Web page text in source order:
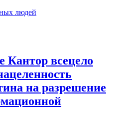
людей
всецело
на разрешение